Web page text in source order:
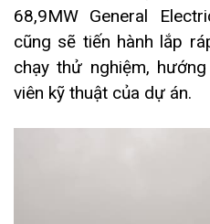
68,9MW General
cũng sẽ tiến hành lắp
chạy thử nghiệm,
viên kỹ thuật của dự án.